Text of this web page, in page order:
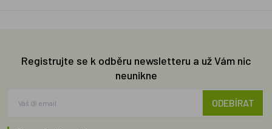
Registrujte se k odběru newsletteru a už Vám nic
neunikne
ODEBÍRAT